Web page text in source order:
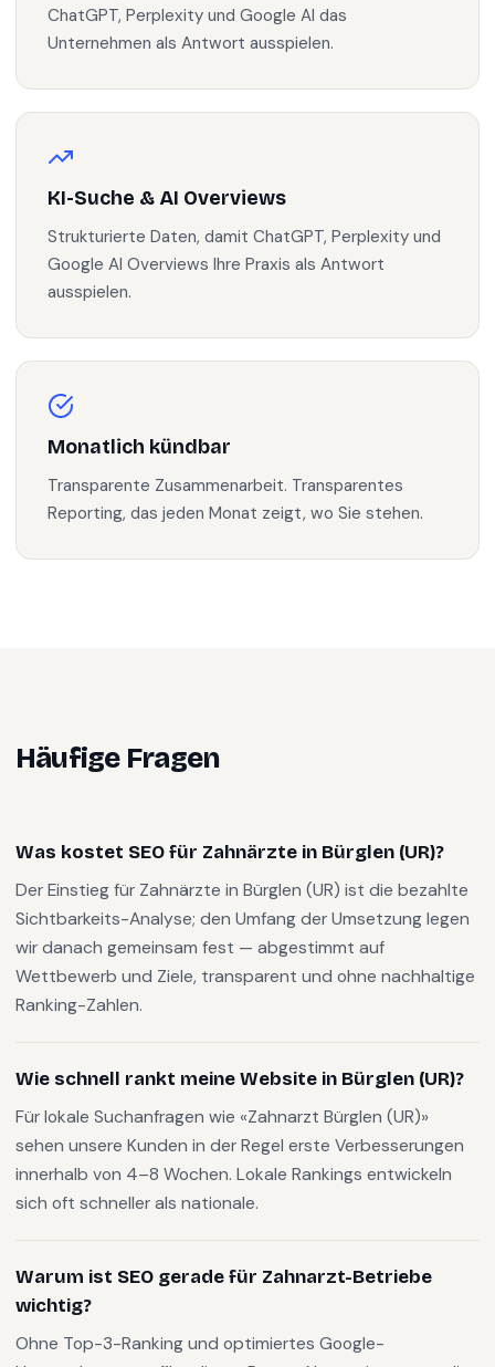
ChatGPT, Perplexity und Google AI das
Unternehmen als Antwort ausspielen.
KI-Suche & AI Overviews
Strukturierte Daten, damit ChatGPT, Perplexity und
Google AI Overviews Ihre Praxis als Antwort
ausspielen.
Monatlich kündbar
Transparente Zusammenarbeit. Transparentes
Reporting, das jeden Monat zeigt, wo Sie stehen.
Häufige Fragen
Was kostet SEO für Zahnärzte in Bürglen (UR)?
Der Einstieg für Zahnärzte in Bürglen (UR) ist die bezahlte
Sichtbarkeits-Analyse; den Umfang der Umsetzung legen
wir danach gemeinsam fest — abgestimmt auf
Wettbewerb und Ziele, transparent und ohne nachhaltige
Ranking-Zahlen.
Wie schnell rankt meine Website in Bürglen (UR)?
Für lokale Suchanfragen wie «Zahnarzt Bürglen (UR)»
sehen unsere Kunden in der Regel erste Verbesserungen
innerhalb von 4–8 Wochen. Lokale Rankings entwickeln
sich oft schneller als nationale.
Warum ist SEO gerade für Zahnarzt-Betriebe
wichtig?
Ohne Top-3-Ranking und optimiertes Google-